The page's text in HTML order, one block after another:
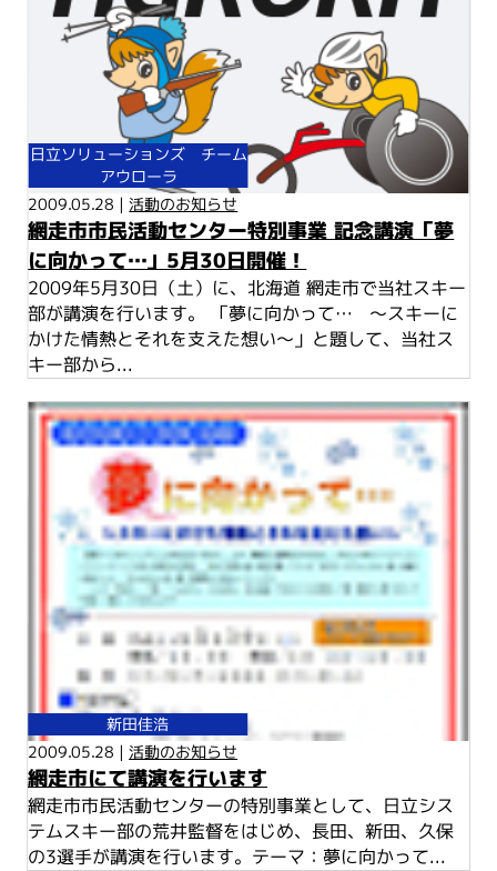
日立ソリューションズ チーム
アウローラ
2009.05.28 |活動のお知らせ
網走市市民活動センター特別事業 記念講演「夢
に向かって…」5月30日開催！
2009年5月30日（土）に、北海道 網走市で当社スキー
部が講演を行います。 「夢に向かって… ～スキーに
かけた情熱とそれを支えた想い～」と題して、当社ス
キー部から...
新田佳浩
2009.05.28 |活動のお知らせ
網走市にて講演を行います
網走市市民活動センターの特別事業として、日立シス
テムスキー部の荒井監督をはじめ、長田、新田、久保
の3選手が講演を行います。テーマ：夢に向かって...